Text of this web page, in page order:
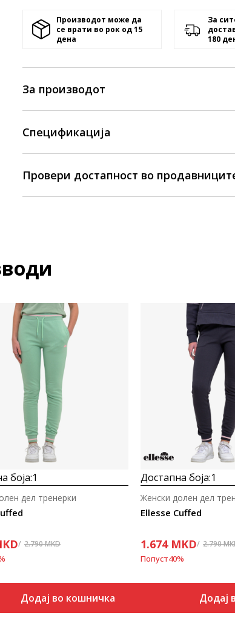
Производот може да
се врати во рок од 15
денa
За
180
За производот
Спецификација
Провери достапност во
боја:1
дел тренерки
2.790MKD
Додај во кошничка
Достапна боја:1
Ellesse Cuffed
Женски долен дел
1.674 MKD 2.790
Попуст40%
Додај